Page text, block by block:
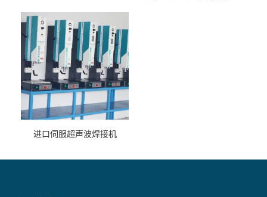
进口伺服超声波焊接机